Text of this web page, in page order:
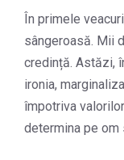
În primele
sângeroasă. Mii
credință. Astăzi,
ironia,
împotriva
determina pe om